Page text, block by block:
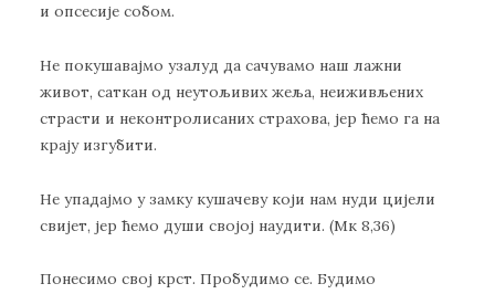
и опсесије собом.
Не покушавајмо узалуд да сачувамо наш лажни
живот, саткан од неутољивих жеља, неиживљених
страсти и неконтролисаних страхова, јер ћемо га на
крају изгубити.
Не упадајмо у замку кушачеву који нам нуди цијели
свијет, јер ћемо души својој наудити. (Мк 8,36)
Понесимо свој крст. Пробудимо се. Будимо